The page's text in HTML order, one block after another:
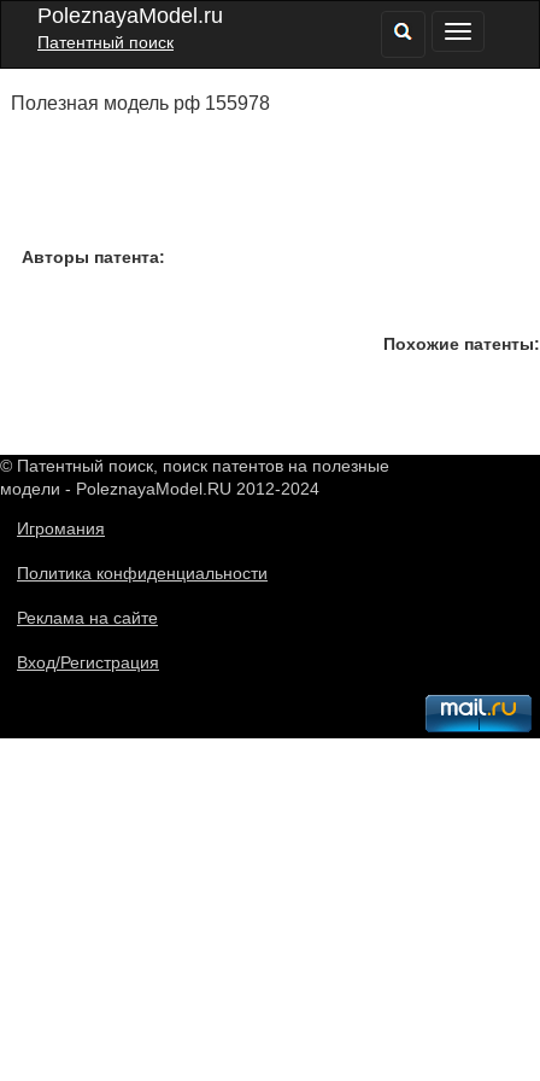
PoleznayaModel.ru
Патентный поиск
Полезная модель рф 155978
Авторы патента:
Похожие патенты:
© Патентный поиск, поиск патентов на полезные
модели - PoleznayaModel.RU 2012-2024
Игромания
Политика конфиденциальности
Реклама на сайте
Вход/Регистрация